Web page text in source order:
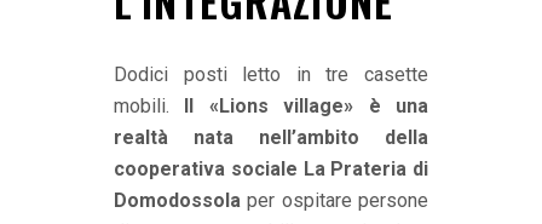
Dodici posti letto in tre casette
mobili. Il «Lions village» è una
realtà nata nell’ambito della
cooperativa sociale La Prateria di
Domodossola per ospitare persone